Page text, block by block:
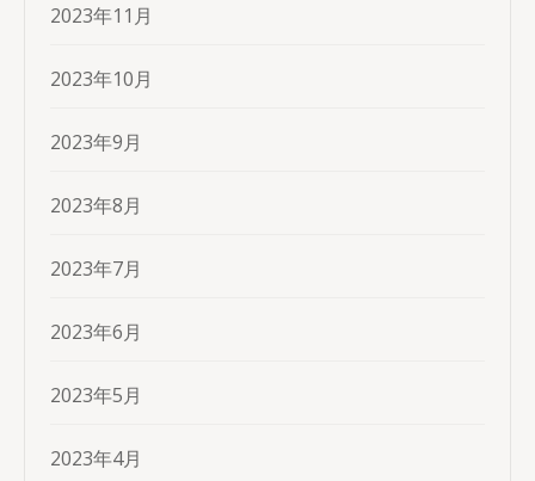
2023年11月
2023年10月
2023年9月
2023年8月
2023年7月
2023年6月
2023年5月
2023年4月